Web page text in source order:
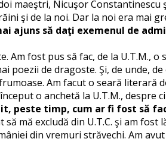
maeştri, Nicuşor
şi de la noi. Dar la noi era mai
ajuns să daţi exemenul de
fost pus să fac, de la U.T.M.,
poezii de dragoste. Şi, de unde,
Am facut o seară literară
o anchetă la U.T.M.,
peste timp, cum ar fi fost să
mă excludă din U.T.C. şi am
din vremuri străvechi. Am